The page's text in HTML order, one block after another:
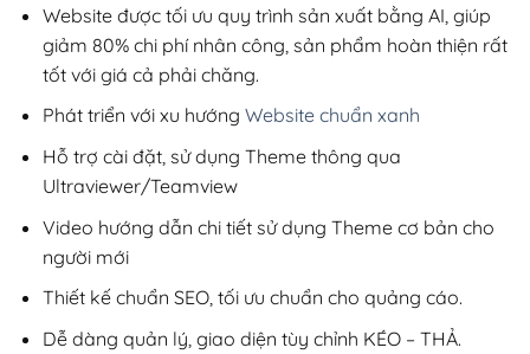
Website được tối ưu quy trình sản xuất bằng AI, giúp
giảm 80% chi phí nhân công, sản phẩm hoàn thiện rất
tốt với giá cả phải chăng.
Phát triển với xu hướng Website chuẩn xanh
Hỗ trợ cài đặt, sử dụng Theme thông qua
Ultraviewer/Teamview
Video hướng dẫn chi tiết sử dụng Theme cơ bản cho
người mới
Thiết kế chuẩn SEO, tối ưu chuẩn cho quảng cáo.
Dễ dàng quản lý, giao diện tùy chỉnh KÉO – THẢ.